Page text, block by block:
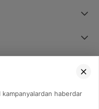
08 08
haberdar